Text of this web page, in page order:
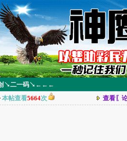
↘二一码↘←←←
本帖查看5664次 查看〖